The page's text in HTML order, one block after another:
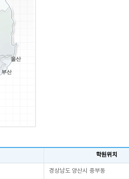
학원위치
경상남도 양산시 중부동